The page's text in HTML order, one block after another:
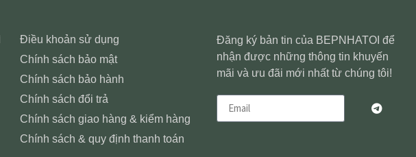
Điều khoản sử dụng
Chính sách bảo mật
Chính sách bảo hành
Chính sách đổi trả
Chính sách giao hàng & kiểm hàng
Chính sách & quy định thanh toán
Đăng ký bản tin của BEPNHATOI để
nhận được những thông tin khuyến
mãi và ưu đãi mới nhất từ chúng tôi!